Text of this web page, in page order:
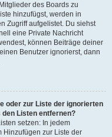
des Boards zu
hinzufügst, werden in
Zugriff aufgelistet. Du siehst
eine Private Nachricht
können Beiträge deiner
Benutzer ignorierst, dann
oder zur Liste der ignorierten
den Listen entfernen?
setzen: In jedem
Hinzufügen zur Liste der